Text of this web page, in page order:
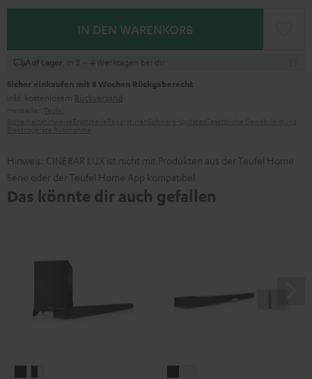
IN DEN WARENKORB
Auf Lager , in 2 – 4 Werktagen bei dir
Sicher einkaufen mit 8 Wochen Rückgaberecht
inkl. kostenlosem Rückversand
Hinweis: CINEBAR LUX ist nicht mit Produkten aus der Teufel Home
Serie oder der Teufel Home App kompatibel
Das könnte dir auch gefallen